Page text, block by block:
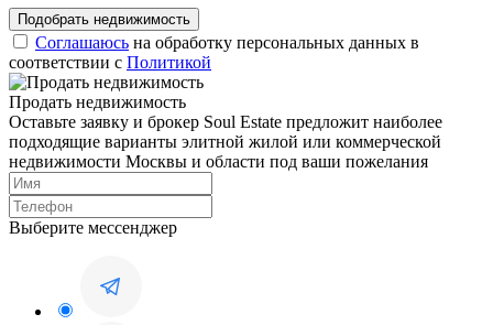
Соглашаюсь на обработку персональных данных в
соответствии с Политикой
Продать недвижимость
Оставьте заявку и брокер Soul Estate предложит наиболее
подходящие варианты элитной жилой или коммерческой
недвижимости Москвы и области под ваши пожелания
Выберите мессенджер